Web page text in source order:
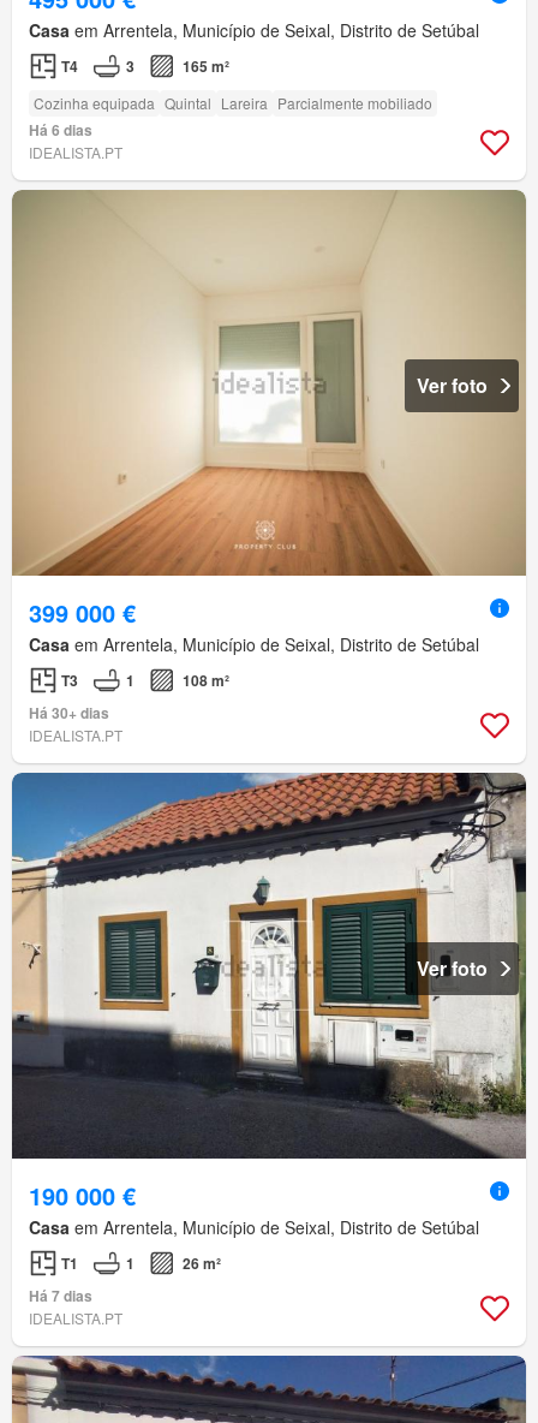
Casa em Arrentela, Município de Seixal, Distrito de Setúbal
T4 3 165 m²
Cozinha equipada Quintal Lareira Parcialmente mobiliado
Há 6 dias
IDEALISTA.PT
Ver foto
399 000 €
Casa em Arrentela, Município de Seixal, Distrito de Setúbal
T3 1
108 m²
Há 30+ dias
IDEALISTA.PT
Ver foto
190 000 €
Casa em Arrentela, Município de Seixal, Distrito de Setúbal
T1 1
26 m²
Há 7 dias
IDEALISTA.PT